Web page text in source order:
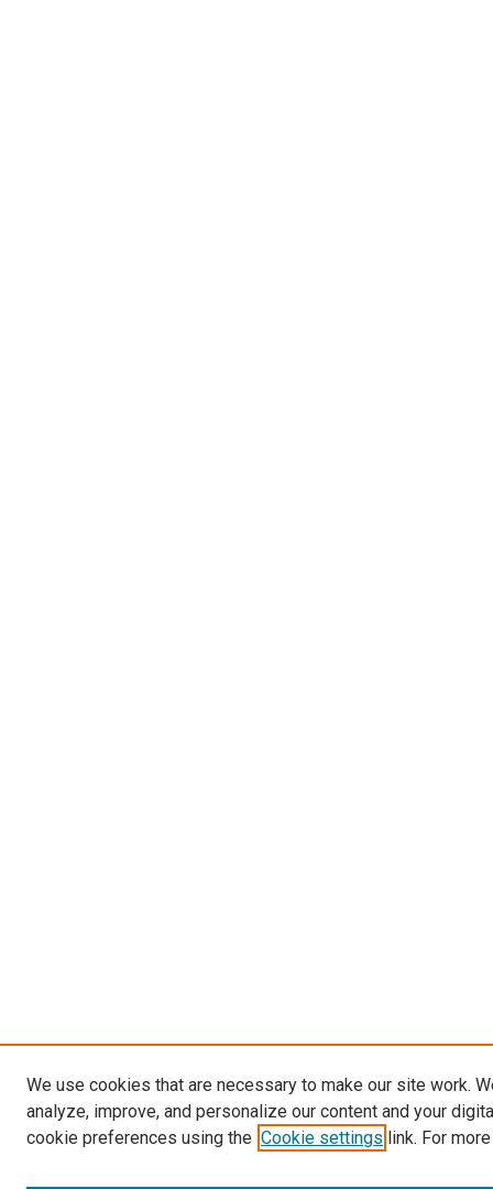
We use cookies that are necessary to make our site work.
analyze, improve, and personalize our content and your
cookie preferences using the Cookie settings link. For